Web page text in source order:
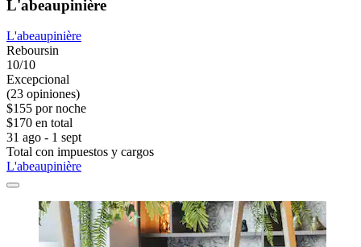
L'abeaupinière
L'abeaupinière
Reboursin
10/10
Excepcional
(23 opiniones)
$155 por noche
$170 en total
31 ago - 1 sept
Total con impuestos y cargos
L'abeaupinière